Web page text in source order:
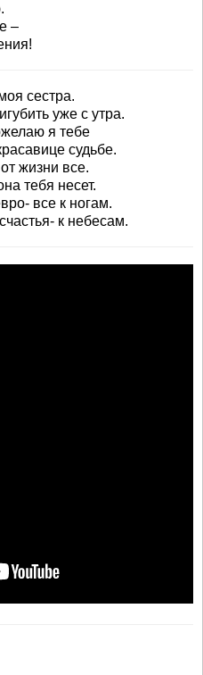
–
сестра.
уже с утра.
я тебе
судьбе.
жизни все.
тебя несет.
все к ногам.
к небесам.